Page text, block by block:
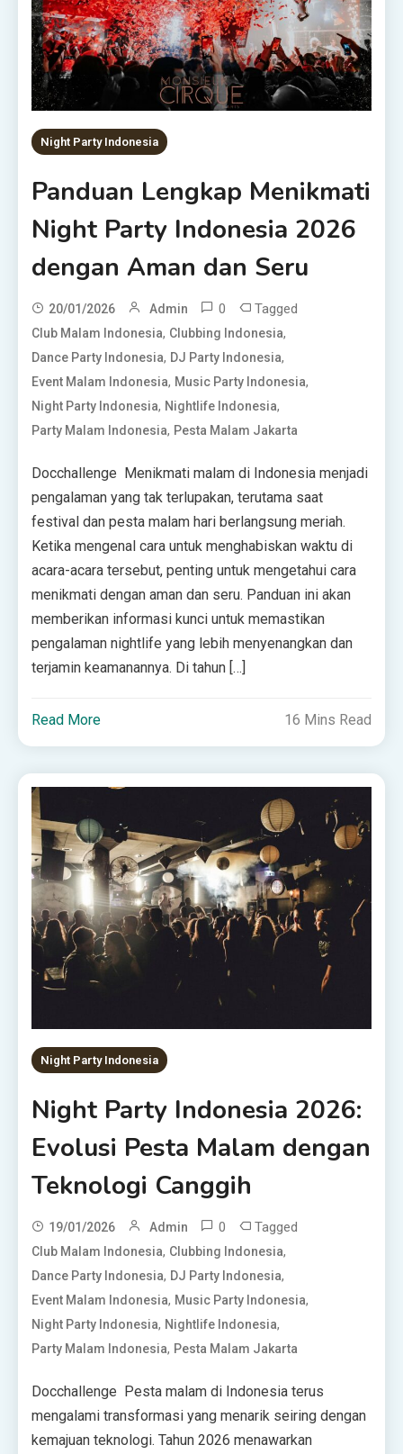
Night Party Indonesia
Panduan Lengkap Menikmati
Night Party Indonesia 2026
dengan Aman dan Seru
20/01/2026 Admin 0 Tagged
Club Malam Indonesia, Clubbing Indonesia,
Dance Party Indonesia, DJ Party Indonesia,
Event Malam Indonesia, Music Party Indonesia,
Night Party Indonesia, Nightlife Indonesia,
Party Malam Indonesia, Pesta Malam Jakarta
Docchallenge Menikmati malam di Indonesia menjadi
pengalaman yang tak terlupakan, terutama saat
festival dan pesta malam hari berlangsung meriah.
Ketika mengenal cara untuk menghabiskan waktu di
acara-acara tersebut, penting untuk mengetahui cara
menikmati dengan aman dan seru. Panduan ini akan
memberikan informasi kunci untuk memastikan
pengalaman nightlife yang lebih menyenangkan dan
terjamin keamanannya. Di tahun […]
Read More 16 Mins Read
Night Party Indonesia
Night Party Indonesia 2026:
Evolusi Pesta Malam dengan
Teknologi Canggih
19/01/2026 Admin 0 Tagged
Club Malam Indonesia, Clubbing Indonesia,
Dance Party Indonesia, DJ Party Indonesia,
Event Malam Indonesia, Music Party Indonesia,
Night Party Indonesia, Nightlife Indonesia,
Party Malam Indonesia, Pesta Malam Jakarta
Docchallenge Pesta malam di Indonesia terus
mengalami transformasi yang menarik seiring dengan
kemajuan teknologi. Tahun 2026 menawarkan